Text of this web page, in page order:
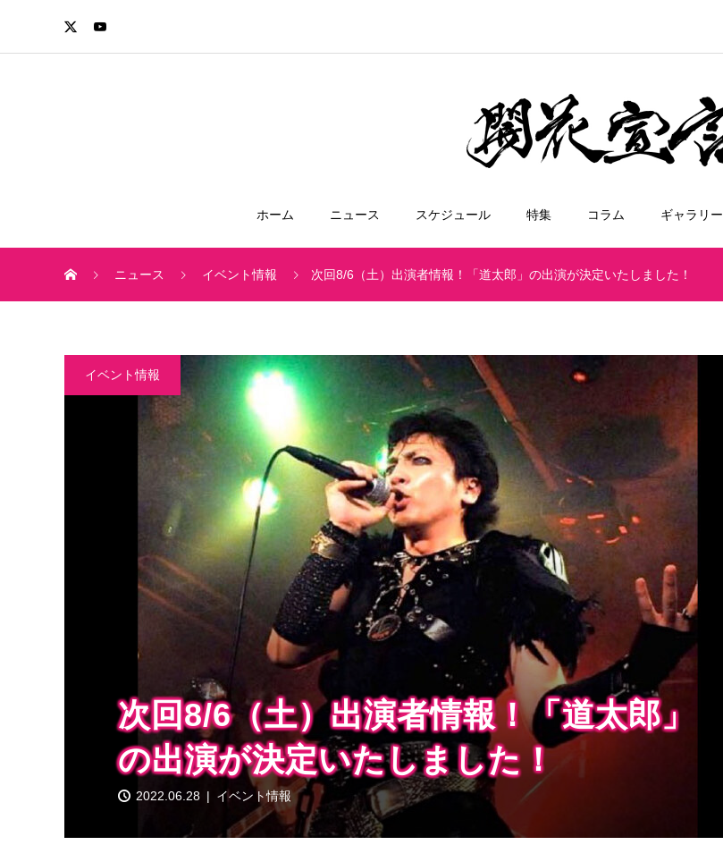
ホーム ニュース スケジュール 特集 コラム ギャラリー
ニュース イベント情報 次回8/6（土）出演者情報！「道太郎」の出演が決定いたしました！
イベント情報
次回8/6（土）出演者情報！「道太郎」
の出演が決定いたしました！
2022.06.28 イベント情報